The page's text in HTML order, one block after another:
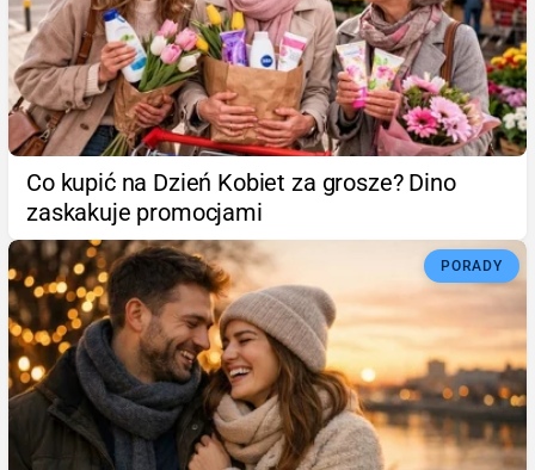
Co kupić na Dzień Kobiet za grosze? Dino
zaskakuje promocjami
PORADY